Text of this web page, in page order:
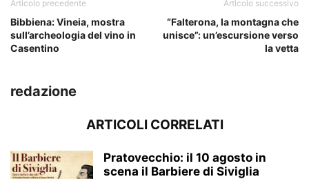
Articolo precedente
Bibbiena: Vineia, mostra
sull’archeologia del vino in
Casentino
Articolo successivo
“Falterona, la montagna che
unisce”: un’escursione verso
la vetta
redazione
ARTICOLI CORRELATI
Pratovecchio: il 10 agosto in
scena il Barbiere di Siviglia